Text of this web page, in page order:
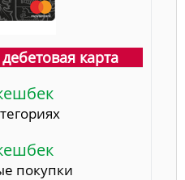
карта
покупки